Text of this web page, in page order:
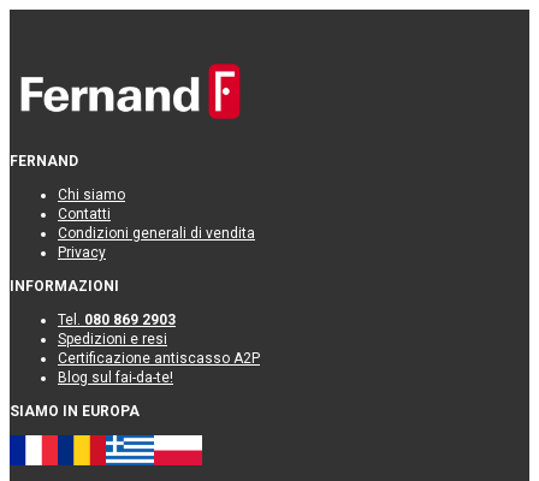
FERNAND
Chi siamo
Contatti
Condizioni generali di vendita
Privacy
INFORMAZIONI
Tel. 080 869 2903
Spedizioni e resi
Certificazione antiscasso A2P
Blog sul fai-da-te!
SIAMO IN EUROPA